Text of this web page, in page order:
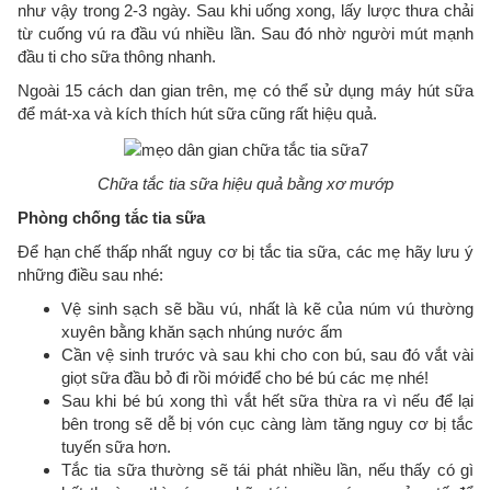
như vậy trong 2-3 ngày. Sau khi uống xong, lấy lược thưa chải
từ cuống vú ra đầu vú nhiều lần. Sau đó nhờ người mút mạnh
đầu ti cho sữa thông nhanh.
Ngoài 15 cách dan gian trên, mẹ có thể sử dụng máy hút sữa
để mát-xa và kích thích hút sữa cũng rất hiệu quả.
Chữa tắc tia sữa hiệu quả bằng xơ mướp
Phòng chống tắc tia sữa
Để hạn chế thấp nhất nguy cơ bị tắc tia sữa, các mẹ hãy lưu ý
những điều sau nhé:
Vệ sinh sạch sẽ bầu vú, nhất là kẽ của núm vú thường
xuyên bằng khăn sạch nhúng nước ấm
Cần vệ sinh trước và sau khi cho con bú, sau đó vắt vài
giọt sữa đầu bỏ đi rồi mớiđể cho bé bú các mẹ nhé!
Sau khi bé bú xong thì vắt hết sữa thừa ra vì nếu để lại
bên trong sẽ dễ bị vón cục càng làm tăng nguy cơ bị tắc
tuyến sữa hơn.
Tắc tia sữa thường sẽ tái phát nhiều lần, nếu thấy có gì